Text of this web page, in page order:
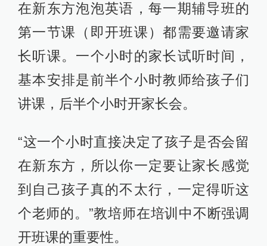
在新东方泡泡英语，每一期辅导班的
第一节课（即开班课）都需要邀请家
长听课。一个小时的家长试听时间，
基本安排是前半个小时教师给孩子们
讲课，后半个小时开家长会。
“这一个小时直接决定了孩子是否会留
在新东方，所以你一定要让家长感觉
到自己孩子真的不太行，一定得听这
个老师的。”教培师在培训中不断强调
开班课的重要性。